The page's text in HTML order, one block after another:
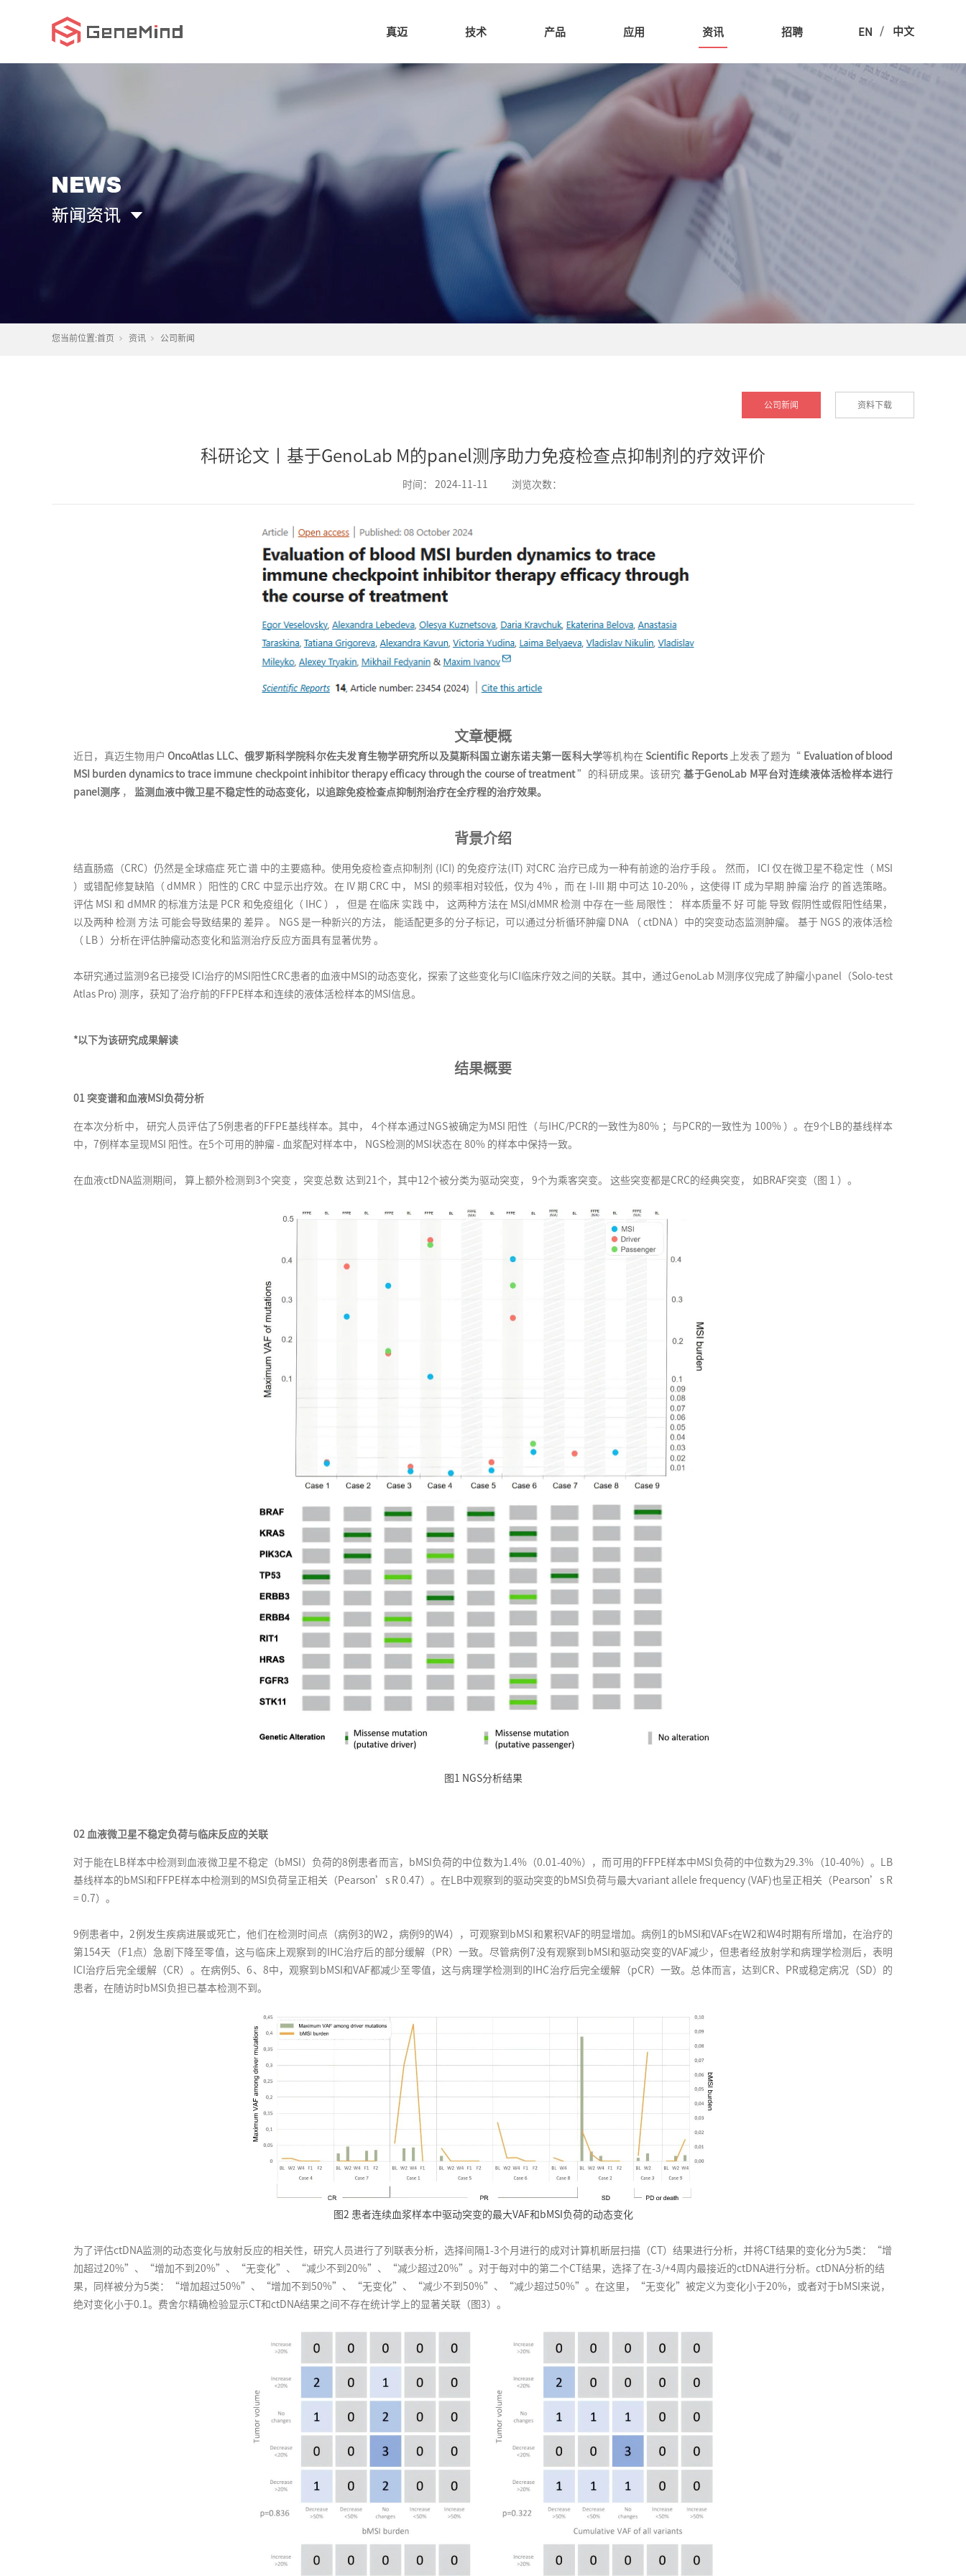
真迈 技术 产品 应用 资讯 招聘 EN / 中文
您当前位置:首页 资讯 公司新闻
公司新闻 资料下载
科研论文丨基于GenoLab M的panel测序助力免疫检查点抑制剂的疗效评价
时间： 2024-11-11 浏览次数：
文章梗概
近日，真迈生物用户 OncoAtlas LLC、俄罗斯科学院科尔佐夫发育生物学研究所以及莫斯科国立谢东诺夫第一医科大学等机构在 Scientific Reports 上发表了题为“ Evaluation of blood
MSI burden dynamics to trace immune checkpoint inhibitor therapy efficacy through the course of treatment”的科研成果。该研究基于GenoLab M平台对连续液体活检样本进行
panel测序 ， 监测血液中微卫星不稳定性的动态变化，以追踪免疫检查点抑制剂治疗在全疗程的治疗效果。
背景介绍
结直肠癌（CRC）仍然是全球癌症 死亡谱 中的主要癌种。使用免疫检查点抑制剂 (ICI) 的免疫疗法(IT) 对CRC 治疗已成为一种有前途的治疗手段 。 然而， ICI 仅在微卫星不稳定性（ MSI
）或错配修复缺陷（ dMMR ）阳性的 CRC 中显示出疗效。在 IV 期 CRC 中， MSI 的频率相对较低，仅为 4% ，而 在 I-III 期 中可达 10-20% ，这使得 IT 成为早期 肿瘤 治疗 的首选策略。
评估 MSI 和 dMMR 的标准方法是 PCR 和免疫组化（ IHC ）， 但是 在临床 实践 中， 这两种方法在 MSI/dMMR 检测 中存在一些 局限性 ： 样本质量不 好 可能 导致 假阴性或假阳性结果，
以及两种 检测 方法 可能会导致结果的 差异 。 NGS 是一种新兴的方法， 能适配更多的分子标记，可以通过分析循环肿瘤 DNA （ ctDNA ）中的突变动态监测肿瘤。 基于 NGS 的液体活检
（ LB ）分析在评估肿瘤动态变化和监测治疗反应方面具有显著优势 。
本研究通过监测9名已接受 ICI治疗的MSI阳性CRC患者的血液中MSI的动态变化，探索了这些变化与ICI临床疗效之间的关联。其中，通过GenoLab M测序仪完成了肿瘤小panel（Solo-test
Atlas Pro) 测序，获知了治疗前的FFPE样本和连续的液体活检样本的MSI信息。
*以下为该研究成果解读
结果概要
01 突变谱和血液MSI负荷分析
在本次分析中， 研究人员评估了5例患者的FFPE基线样本。其中， 4个样本通过NGS被确定为MSI 阳性（与IHC/PCR的一致性为80% ；与PCR的一致性为 100% ）。在9个LB的基线样本
中，7例样本呈现MSI 阳性。在5个可用的肿瘤 - 血浆配对样本中， NGS检测的MSI状态在 80% 的样本中保持一致。
在血液ctDNA监测期间， 算上额外检测到3个突变 ，突变总数 达到21个，其中12个被分类为驱动突变， 9个为乘客突变。 这些突变都是CRC的经典突变， 如BRAF突变（图 1 ）。
图1 NGS分析结果
02 血液微卫星不稳定负荷与临床反应的关联
对于能在LB样本中检测到血液微卫星不稳定（bMSI）负荷的8例患者而言，bMSI负荷的中位数为1.4%（0.01-40%），而可用的FFPE样本中MSI负荷的中位数为29.3%（10-40%）。LB
基线样本的bMSI和FFPE样本中检测到的MSI负荷呈正相关（Pearson’s R 0.47）。在LB中观察到的驱动突变的bMSI负荷与最大variant allele frequency (VAF)也呈正相关（Pearson’s R
= 0.7）。
9例患者中，2例发生疾病进展或死亡，他们在检测时间点（病例3的W2，病例9的W4），可观察到bMSI和累积VAF的明显增加。病例1的bMSI和VAFs在W2和W4时期有所增加，在治疗的
第154天（F1点）急剧下降至零值，这与临床上观察到的IHC治疗后的部分缓解（PR）一致。尽管病例7没有观察到bMSI和驱动突变的VAF减少，但患者经放射学和病理学检测后，表明
ICI治疗后完全缓解（CR）。在病例5、6、8中，观察到bMSI和VAF都减少至零值，这与病理学检测到的IHC治疗后完全缓解（pCR）一致。总体而言，达到CR、PR或稳定病况（SD）的
患者，在随访时bMSI负担已基本检测不到。
图2 患者连续血浆样本中驱动突变的最大VAF和bMSI负荷的动态变化
为了评估ctDNA监测的动态变化与放射反应的相关性，研究人员进行了列联表分析，选择间隔1-3个月进行的成对计算机断层扫描（CT）结果进行分析，并将CT结果的变化分为5类：“增
加超过20%”、“增加不到20%”、“无变化”、“减少不到20%”、“减少超过20%”。对于每对中的第二个CT结果，选择了在-3/+4周内最接近的ctDNA进行分析。ctDNA分析的结
果，同样被分为5类：“增加超过50%”、“增加不到50%”、“无变化”、“减少不到50%”、“减少超过50%”。在这里，“无变化”被定义为变化小于20%，或者对于bMSI来说，
绝对变化小于0.1。费舍尔精确检验显示CT和ctDNA结果之间不存在统计学上的显著关联（图3）。